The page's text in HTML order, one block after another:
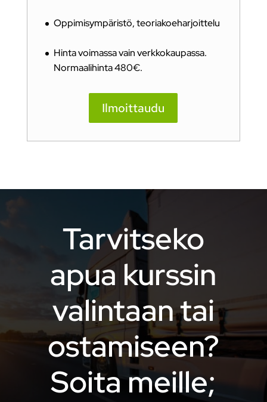
Oppimisympäristö, teoriakoeharjoittelu
Hinta voimassa vain verkkokaupassa.
Normaalihinta 480€.
Ilmoittaudu
Tarvitseko
apua kurssin
valintaan tai
ostamiseen?
Soita meille;